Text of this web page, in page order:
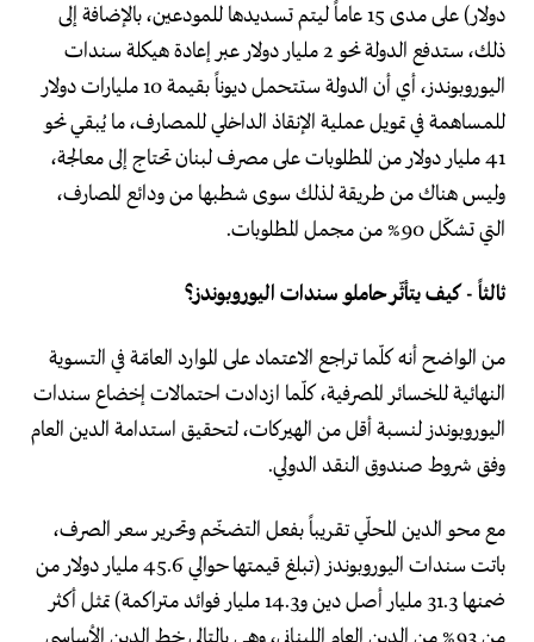
دولار) على مدى 15 عاماً ليتم تسديدها للمودعين، بالإضافة إلى
ذلك، ستدفع الدولة نحو 2 مليار دولار عبر إعادة هيكلة سندات
اليوروبوندز، أي أن الدولة ستتحمل ديوناً بقيمة 10 مليارات دولار
للمساهمة في تمويل عملية الإنقاذ الداخلي للمصارف، ما يُبقي نحو
41 مليار دولار من المطلوبات على مصرف لبنان تحتاج إلى معالجة،
وليس هناك من طريقة لذلك سوى شطبها من ودائع المصارف،
التي تشكّل 90% من مجمل المطلوبات.
ثالثاً - كيف يتأثّر حاملو سندات اليوروبوندز؟
من الواضح أنه كلّما تراجع الاعتماد على الموارد العامّة في التسوية
النهائية للخسائر المصرفية، كلّما ازدادت احتمالات إخضاع سندات
اليوروبوندز لنسبة أقل من الهيركات، لتحقيق استدامة الدين العام
وفق شروط صندوق النقد الدولي.
مع محو الدين المحلّي تقريباً بفعل التضخّم وتحرير سعر الصرف،
باتت سندات اليوروبوندز (تبلغ قيمتها حوالي 45.6 مليار دولار من
ضمنها 31.3 مليار أصل دين و14.3 مليار فوائد متراكمة) تمثل أكثر